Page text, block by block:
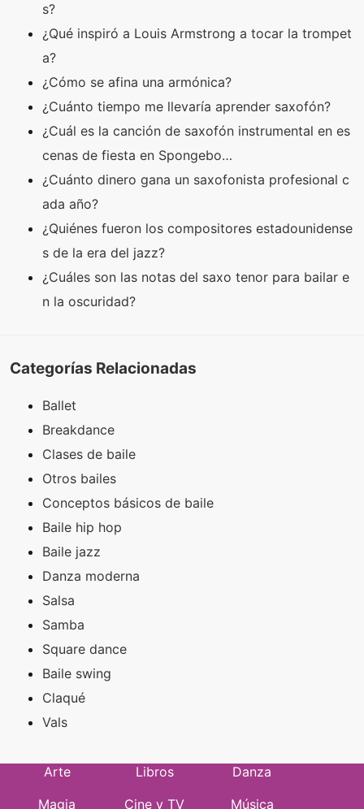
s?
¿Qué inspiró a Louis Armstrong a tocar la trompet
a?
¿Cómo se afina una armónica?
¿Cuánto tiempo me llevaría aprender saxofón?
¿Cuál es la canción de saxofón instrumental en es
cenas de fiesta en Spongebo…
¿Cuánto dinero gana un saxofonista profesional c
ada año?
¿Quiénes fueron los compositores estadounidense
s de la era del jazz?
¿Cuáles son las notas del saxo tenor para bailar e
n la oscuridad?
Categorías Relacionadas
Ballet
Breakdance
Clases de baile
Otros bailes
Conceptos básicos de baile
Baile hip hop
Baile jazz
Danza moderna
Salsa
Samba
Square dance
Baile swing
Claqué
Vals
Arte Libros
Danza
Magia
Cine y TV Música